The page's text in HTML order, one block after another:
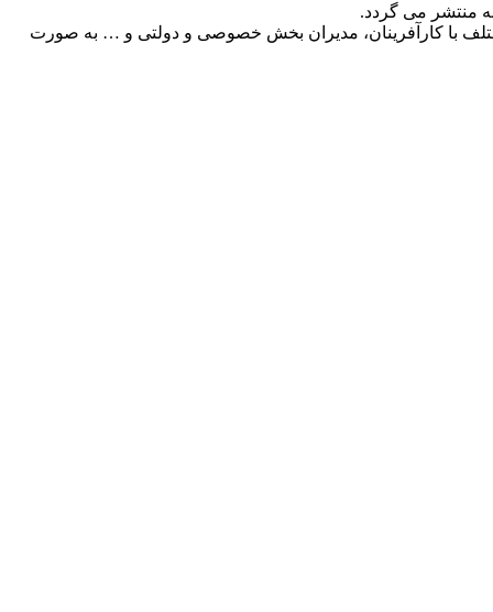
منتشر می گردد.
مختلف با کارآفرینان، مدیران بخش خصوصی و دولتی و … به صورت